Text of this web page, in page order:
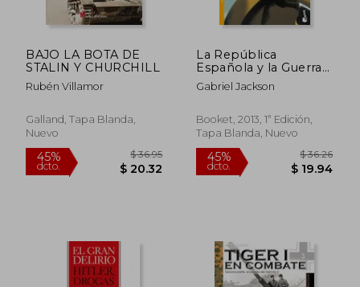
BAJO LA BOTA DE
STALIN Y CHURCHILL
Rubén Villamor
Galland, Tapa Blanda,
Nuevo
La República
Española y la Guerra
Civil
Gabriel Jackson
Booket, 2013, 1ª Edición,
Tapa Blanda, Nuevo